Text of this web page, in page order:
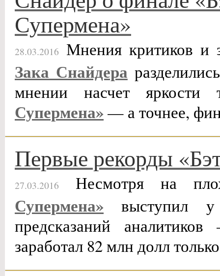
Супермена»
28.03.2016 Мнения критиков и
Зака Снайдера
мнении насчет яркости
Супермена»— а точнее,
Первые рекорды
27.03.2016 Несмотря на
Супермена» выступил
предсказаний
заработал 82 млн долл